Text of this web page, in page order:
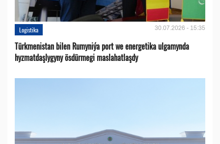
Logistika 30.07.2026 - 15:35
Türkmenistan bilen Rumyniýa port we energetika ulgamynda
hyzmatdaşlygyny ösdürmegi maslahatlaşdy